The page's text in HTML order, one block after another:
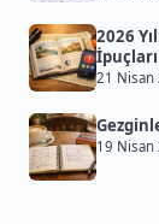
2026
İpuçları
21 Nisan
19 Nisan